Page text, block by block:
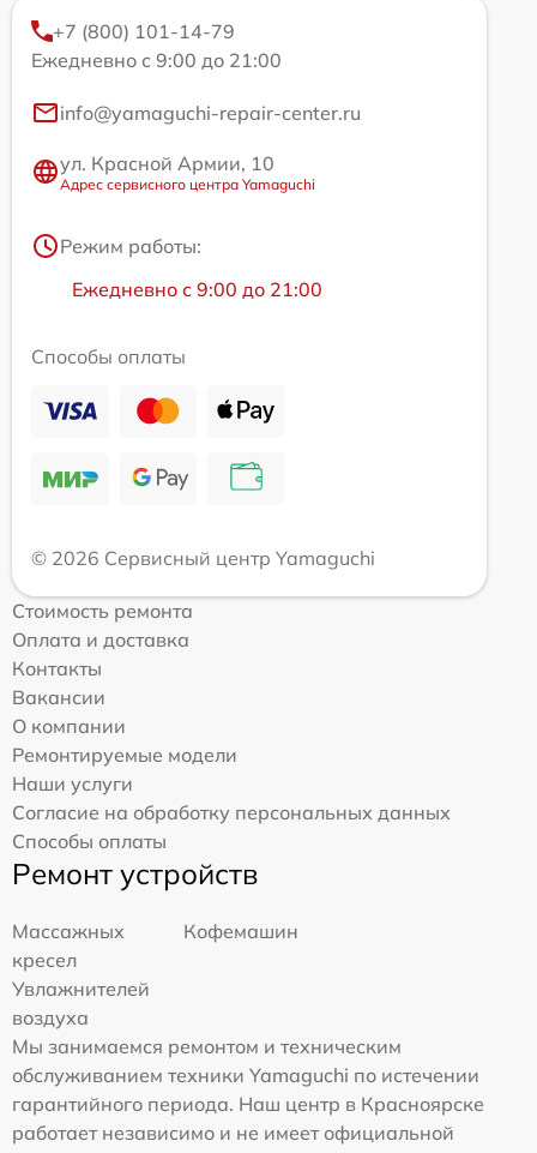
+7 (800) 101-14-79
Ежедневно с 9:00 до 21:00
info@yamaguchi-repair-center.ru
ул. Красной Армии, 10
Адрес сервисного центра Yamaguchi
Режим работы:
Ежедневно с 9:00 до 21:00
Способы оплаты
© 2026 Сервисный центр Yamaguchi
Стоимость ремонта
Оплата и доставка
Контакты
Вакансии
О компании
Ремонтируемые модели
Наши услуги
Согласие на обработку персональных данных
Способы оплаты
Ремонт устройств
Массажных
кресел
Кофемашин
Увлажнителей
воздуха
Мы занимаемся ремонтом и техническим
обслуживанием техники Yamaguchi по истечении
гарантийного периода. Наш центр в Красноярске
работает независимо и не имеет официальной